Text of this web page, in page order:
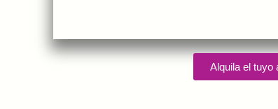
Alquila el tuyo